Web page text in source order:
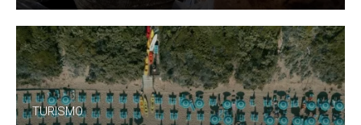
TURISMO